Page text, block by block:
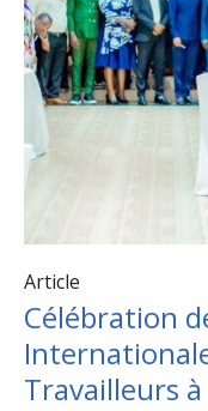
Article
Célébration
Travailleurs